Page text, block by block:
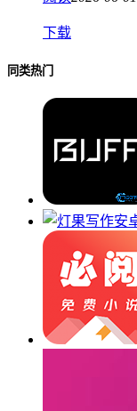
下载
同类热门